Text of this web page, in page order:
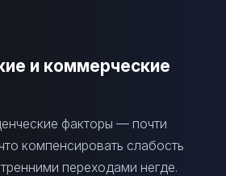
и коммерческие
факторы — почти
компенсировать слабость
переходами негде.